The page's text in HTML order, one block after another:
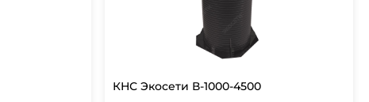
КНС Экосети В-1000-4500